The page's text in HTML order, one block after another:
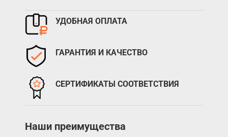
УДОБНАЯ ОПЛАТА
ГАРАНТИЯ И КАЧЕСТВО
СЕРТИФИКАТЫ СООТВЕТСТВИЯ
Наши преимущества